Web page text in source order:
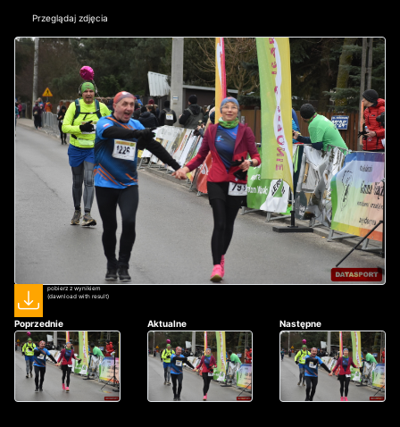
Przeglądaj zdjęcia
pobierz z wynikiem
(dawnload with result)
Poprzednie Aktualne Następne